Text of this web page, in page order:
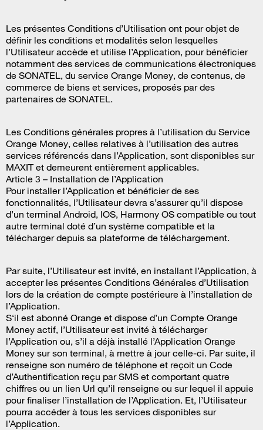
Les présentes Conditions d’Utilisation ont pour objet de
définir les conditions et modalités selon lesquelles
l’Utilisateur accède et utilise l’Application, pour bénéficier
notamment des services de communications électroniques
de SONATEL, du service Orange Money, de contenus, de
commerce de biens et services, proposés par des
partenaires de SONATEL.
Les Conditions générales propres à l’utilisation du Service
Orange Money, celles relatives à l’utilisation des autres
services référencés dans l’Application, sont disponibles sur
MAXIT et demeurent entièrement applicables.
Article 3 – Installation de l’Application
Pour installer l’Application et bénéficier de ses
fonctionnalités, l’Utilisateur devra s’assurer qu’il dispose
d’un terminal Android, IOS, Harmony OS compatible ou tout
autre terminal doté d’un système compatible et la
télécharger depuis sa plateforme de téléchargement.
Par suite, l’Utilisateur est invité, en installant l’Application, à
accepter les présentes Conditions Générales d’Utilisation
lors de la création de compte postérieure à l’installation de
l’Application.
S‘il est abonné Orange et dispose d’un Compte Orange
Money actif, l’Utilisateur est invité à télécharger
l’Application ou, s’il a déjà installé l’Application Orange
Money sur son terminal, à mettre à jour celle-ci. Par suite, il
renseigne son numéro de téléphone et reçoit un Code
d’Authentification reçu par SMS et comportant quatre
chiffres ou un lien Url qu’il renseigne ou sur lequel il appuie
pour finaliser l’installation de l’Application. Et, l’Utilisateur
pourra accéder à tous les services disponibles sur
l’Application.